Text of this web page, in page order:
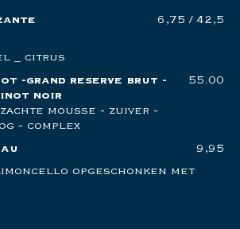
6,75 / 42,5
_ citrus
-grand reserve brut -
noir
55.00
mousse - zuiver -
- complex
9,95
opgeschonken met